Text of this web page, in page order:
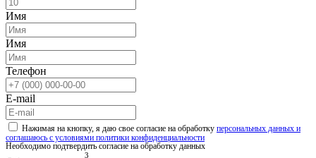
Имя
Имя
Телефон
E-mail
Нажимая на кнопку, я даю свое согласие на обработку персональных данных и
соглашаюсь с условиями политики конфиденциальности
Необходимо подтвердить согласие на обработку данных
3